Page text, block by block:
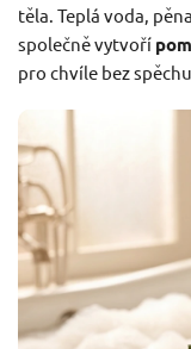
těla. Teplá voda,
společně vytvoří
pro chvíle bez spěchu.